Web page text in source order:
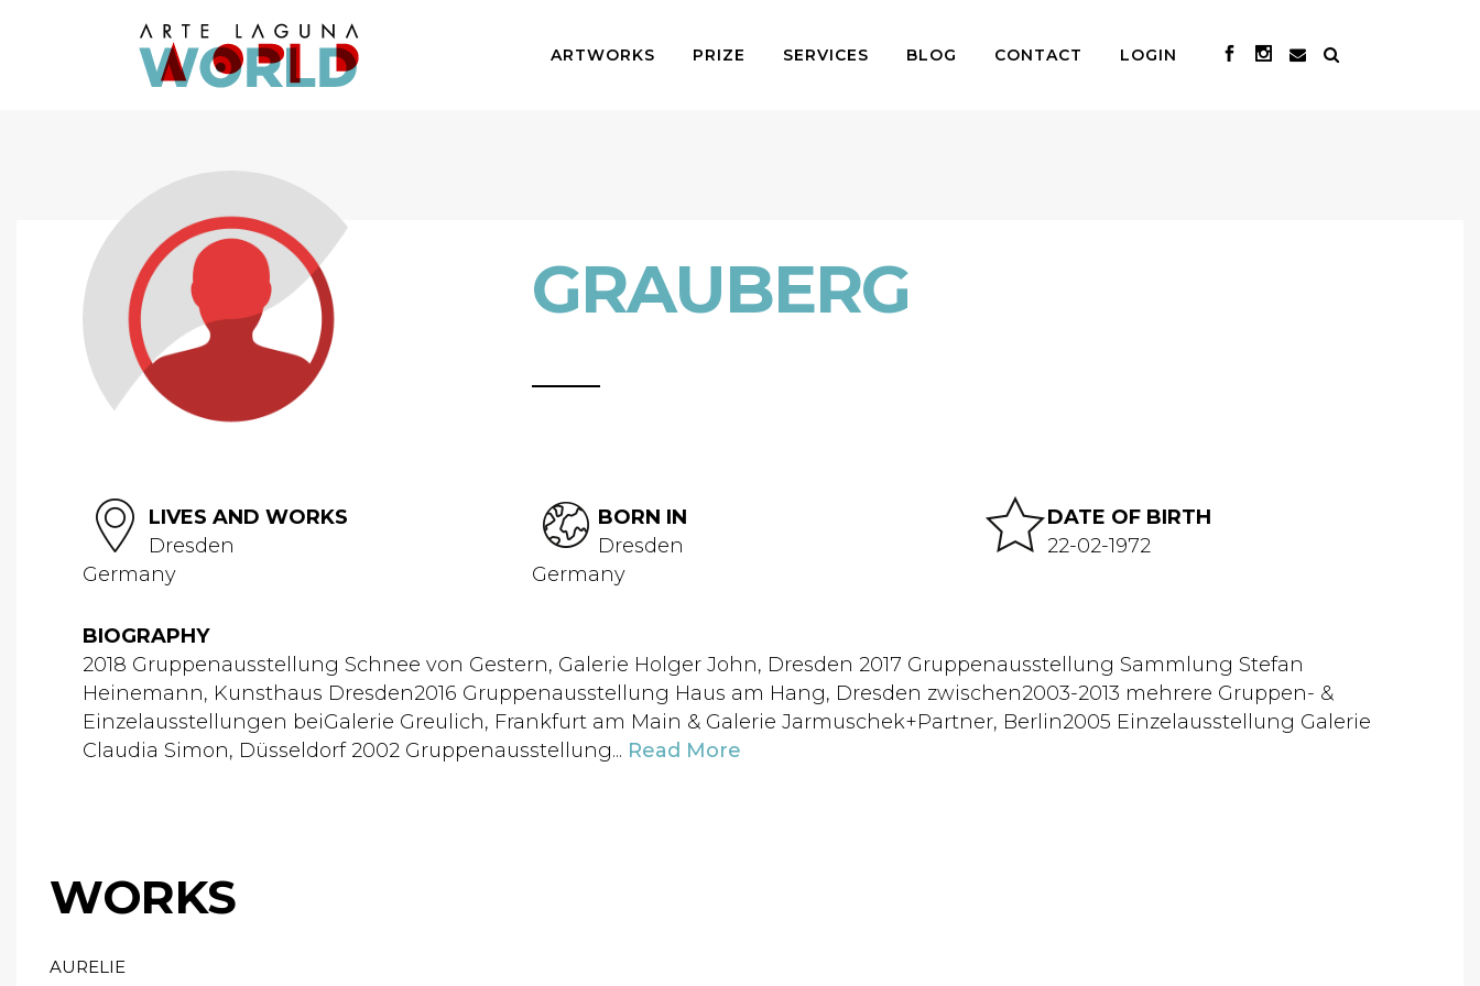
ARTWORKS PRIZE SERVICES BLOG CONTACT LOGIN
GRAUBERG
LIVES AND WORKS
Dresden
Germany
BORN IN
Dresden
Germany
DATE OF BIRTH
22-02-1972
BIOGRAPHY
2018 Gruppenausstellung Schnee von Gestern, Galerie Holger John, Dresden 2017 Gruppenausstellung Sammlung Stefan
Heinemann, Kunsthaus Dresden2016 Gruppenausstellung Haus am Hang, Dresden zwischen2003-2013 mehrere Gruppen- &
Einzelausstellungen beiGalerie Greulich, Frankfurt am Main & Galerie Jarmuschek+Partner, Berlin2005 Einzelausstellung Galerie
Claudia Simon, Düsseldorf 2002 Gruppenausstellung... Read More
WORKS
AURELIE